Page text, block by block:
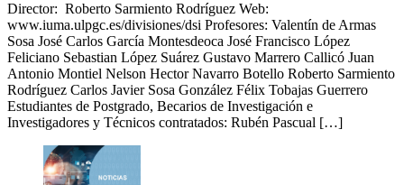
Director: Roberto Sarmiento Rodríguez Web:
www.iuma.ulpgc.es/divisiones/dsi Profesores: Valentín de Armas
Sosa José Carlos García Montesdeoca José Francisco López
Feliciano Sebastian López Suárez Gustavo Marrero Callicó Juan
Antonio Montiel Nelson Hector Navarro Botello Roberto Sarmiento
Rodríguez Carlos Javier Sosa González Félix Tobajas Guerrero
Estudiantes de Postgrado, Becarios de Investigación e
Investigadores y Técnicos contratados: Rubén Pascual […]